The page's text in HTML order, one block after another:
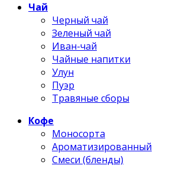
Чай
Черный чай
Зеленый чай
Иван-чай
Чайные напитки
Улун
Пуэр
Травяные сборы
Кофе
Моносорта
Ароматизированный
Смеси (бленды)